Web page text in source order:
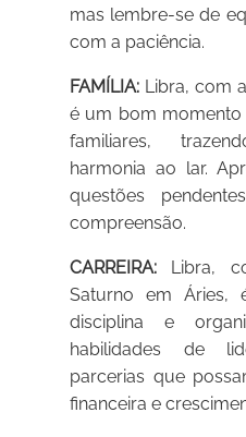
mas lembre-se de
com a paciência.
FAMÍLIA: Libra, com
é um bom
familiares,
harmonia ao lar.
questões
compreensão.
CARREIRA: Libra,
Saturno em
disciplina e
habilidades de
parcerias que
financeira e